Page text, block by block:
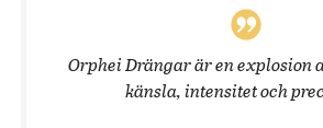
Orphei Drängar är en explosion
känsla, intensitet och